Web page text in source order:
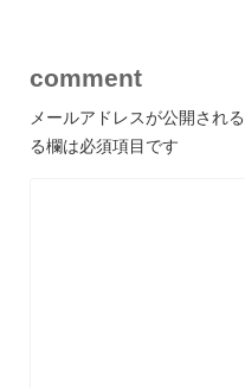
comment
メールアドレスが公開され
る欄は必須項目です